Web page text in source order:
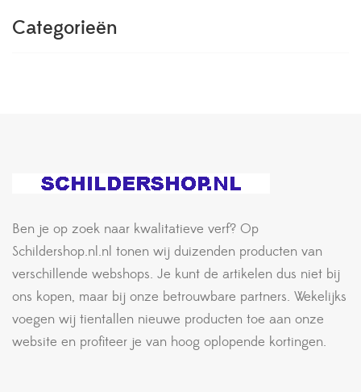
Categorieën
Ben je op zoek naar kwalitatieve verf? Op
Schildershop.nl.nl tonen wij duizenden producten van
verschillende webshops. Je kunt de artikelen dus niet bij
ons kopen, maar bij onze betrouwbare partners. Wekelijks
voegen wij tientallen nieuwe producten toe aan onze
website en profiteer je van hoog oplopende kortingen.